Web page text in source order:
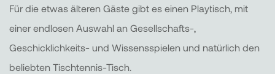
Für die etwas älteren Gäste gibt es einen Playtisch, mit
einer endlosen Auswahl an Gesellschafts-,
Geschicklichkeits- und Wissensspielen und natürlich den
beliebten Tischtennis-Tisch.